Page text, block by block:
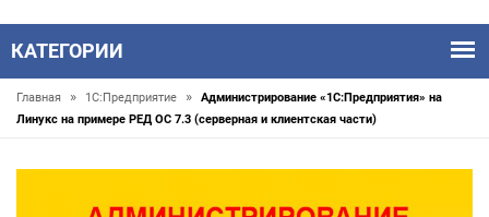
КАТЕГОРИИ
Главная » 1С:Предприятие »
Администрирование «1С:Предприятия» на
Линукс на примере РЕД ОС 7.3 (серверная и клиентская части)